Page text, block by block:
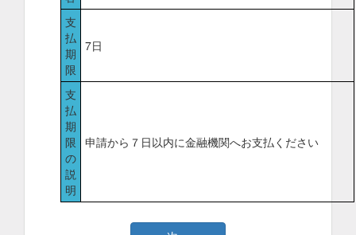
支
払
期
限
7日
支
払
期
限
の
説
明
申請から７日以内に金融機関へお支払ください